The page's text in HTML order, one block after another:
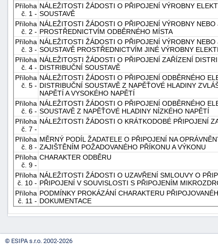
Příloha
č. 1 -
NÁLEŽITOSTI ŽÁDOSTI O PŘIPOJENÍ VÝROBNY
SOUSTAVĚ
Příloha
č. 2 -
NÁLEŽITOSTI ŽÁDOSTI O PŘIPOJENÍ VÝROBNY
PROSTŘEDNICTVÍM ODBĚRNÉHO MÍSTA
Příloha
č. 3 -
NÁLEŽITOSTI ŽÁDOSTI O PŘIPOJENÍ VÝROBNY
SOUSTAVĚ PROSTŘEDNICTVÍM JINÉ VÝROBNY
Příloha
č. 4 -
NÁLEŽITOSTI ŽÁDOSTI O PŘIPOJENÍ ZAŘÍZENÍ
DISTRIBUČNÍ SOUSTAVĚ
Příloha
č. 5 -
NÁLEŽITOSTI ŽÁDOSTI O PŘIPOJENÍ ODBĚRNÉHO
DISTRIBUČNÍ SOUSTAVĚ Z NAPĚŤOVÉ HLADINY
NAPĚTÍ A VYSOKÉHO NAPĚTÍ
Příloha
č. 6 -
NÁLEŽITOSTI ŽÁDOSTI O PŘIPOJENÍ ODBĚRNÉHO
SOUSTAVĚ Z NAPĚŤOVÉ HLADINY NÍZKÉHO NAPĚTÍ
Příloha
č. 7 -
NÁLEŽITOSTI ŽÁDOSTI O KRÁTKODOBÉ PŘIPOJENÍ
Příloha
č. 8 -
MĚRNÝ PODÍL ŽADATELE O PŘIPOJENÍ NA
ZAJIŠTĚNÍM POŽADOVANÉHO PŘÍKONU A VÝKONU
Příloha
č. 9 -
CHARAKTER ODBĚRU
Příloha
č. 10 -
NÁLEŽITOSTI ŽÁDOSTI O UZAVŘENÍ SMLOUVY O
PŘIPOJENÍ V SOUVISLOSTI S PŘIPOJENÍM
Příloha
č. 11 -
PODMÍNKY PROKÁZÁNÍ CHARAKTERU
DOKUMENTACE
"náhradě
škod"
© ESIPA s.r.o. 2002-2026